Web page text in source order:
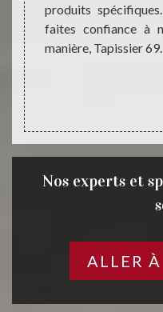
lit.
produits
faites confiance à
manière, Tapissier 69.
Nos experts et
ALLER